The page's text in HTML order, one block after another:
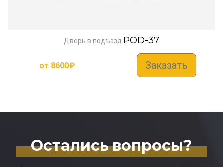
Дверь в подъезд POD-37
от 8600₽ Заказать
Остались вопросы?